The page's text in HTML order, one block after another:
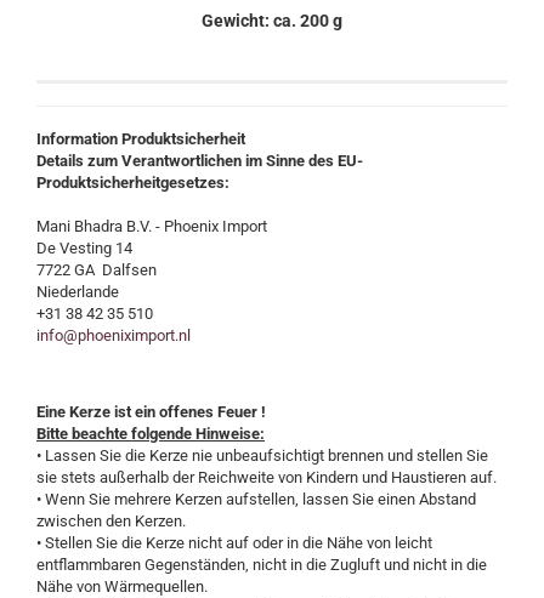
Gewicht: ca. 200 g
Information Produktsicherheit
Details zum Verantwortlichen im Sinne des EU-
Produktsicherheitgesetzes:
Mani Bhadra B.V. - Phoenix Import
De Vesting 14
7722 GA Dalfsen
Niederlande
+31 38 42 35 510
info@phoeniximport.nl
Eine Kerze ist ein offenes Feuer !
Bitte beachte folgende Hinweise:
• Lassen Sie die Kerze nie unbeaufsichtigt brennen und stellen Sie
sie stets außerhalb der Reichweite von Kindern und Haustieren auf.
• Wenn Sie mehrere Kerzen aufstellen, lassen Sie einen Abstand
zwischen den Kerzen.
• Stellen Sie die Kerze nicht auf oder in die Nähe von leicht
entflammbaren Gegenständen, nicht in die Zugluft und nicht in die
Nähe von Wärmequellen.